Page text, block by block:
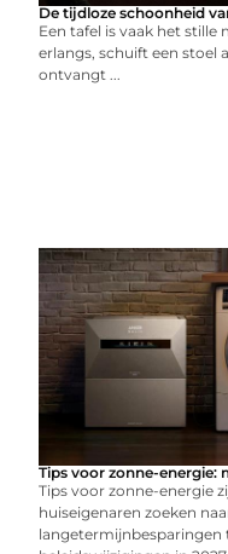
De tijdloze schoonheid
Een tafel is vaak het
erlangs, schuift een stoel
ontvangt ...
Tips voor zonne-energie:
Tips voor zonne-energie
huiseigenaren zoeken